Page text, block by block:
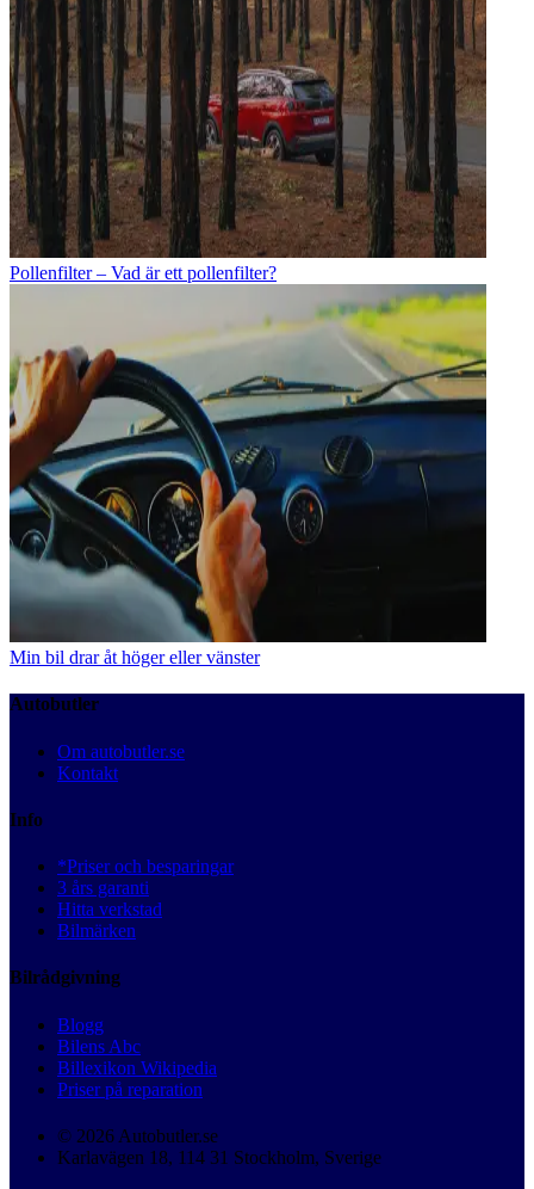
Pollenfilter – Vad är ett pollenfilter?
Min bil drar åt höger eller vänster
Autobutler
Om autobutler.se
Kontakt
Info
*Priser och besparingar
3 års garanti
Hitta verkstad
Bilmärken
Bilrådgivning
Blogg
Bilens Abc
Billexikon Wikipedia
Priser på reparation
© 2026 Autobutler.se
Karlavägen 18, 114 31 Stockholm, Sverige